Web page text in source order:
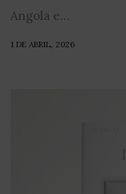
Angola e...
1 DE ABRIL, 2026